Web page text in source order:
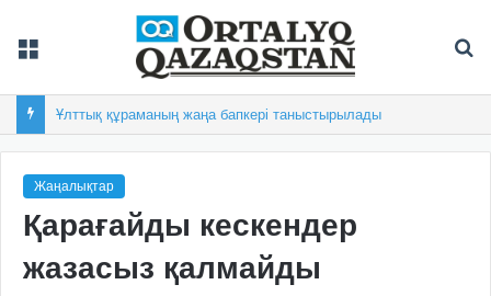
Ұлттық құраманың жаңа бапкері таныстырылады
Жаңалықтар
Қарағайды кескендер
жазасыз қалмайды